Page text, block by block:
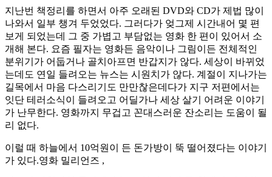
지난번 책정리를 하면서 아주 오래된 DVD와 CD가 제법 많이
나와서 일부 챙겨 두었었다. 그러다가 엊그제 시간내어 몇 편
보게 되었는데 그 중 가볍고 부담없는 영화 한 편이 있어서 소
개해 본다. 요즘 필자는 영화든 음악이나 그림이든 전체적인
분위기가 어둡거나 골치아프면 반갑지가 않다. 세상이 바뀌었
는데도 연일 들려오는 뉴스는 시원치가 않다. 계절이 지나가는
길목에서 마음 다스리기도 만만찮은데다가 지구 저편에서는
잇단 테러소식이 들려오고 어딜가나 세상 살기 어려운 이야기
가 난무한다. 영화까지 무겁고 꼰대스러운 잔소리는 도움이 될
리 없다.
이럴 때 하늘에서 10억원이 든 돈가방이 뚝 떨어졌다는 이야기
가 있다.영화 밀리언즈 ,